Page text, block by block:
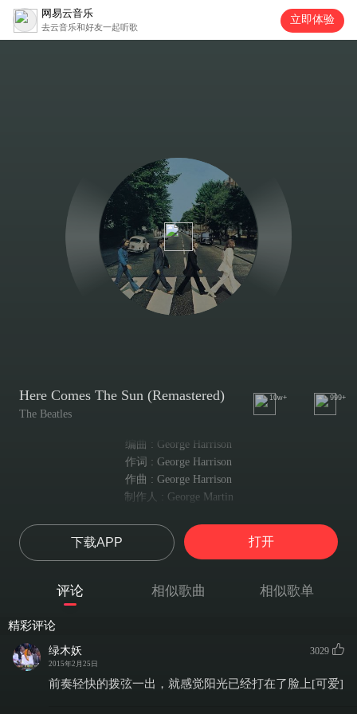
网易云音乐
去云音乐和好友一起听歌
立即体验
Here Comes The Sun (Remastered)
The Beatles
10w+ 999+
编曲 : George Harrison
作词 : George Harrison
作曲 : George Harrison
制作人 : George Martin
太阳出来啦
Doo-d'n doo-doo
太阳出来啦
Little darlin'
下载APP 打开
评论 相似歌曲 相似歌单
精彩评论
绿木妖
2015年2月25日
3029
前奏轻快的拨弦一出，就感觉阳光已经打在了脸上[可爱]